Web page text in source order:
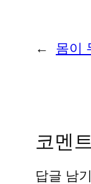
← 몸이
코멘
답글 남